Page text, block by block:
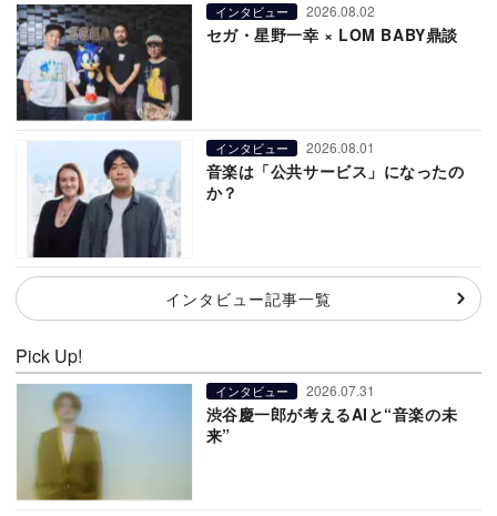
インタビュー 2026.08.02
セガ・星野一幸 × LOM BABY鼎談
インタビュー 2026.08.01
音楽は「公共サービス」になったの
か？
インタビュー記事一覧
Pick Up!
インタビュー 2026.07.31
渋谷慶一郎が考えるAIと“音楽の未
来”